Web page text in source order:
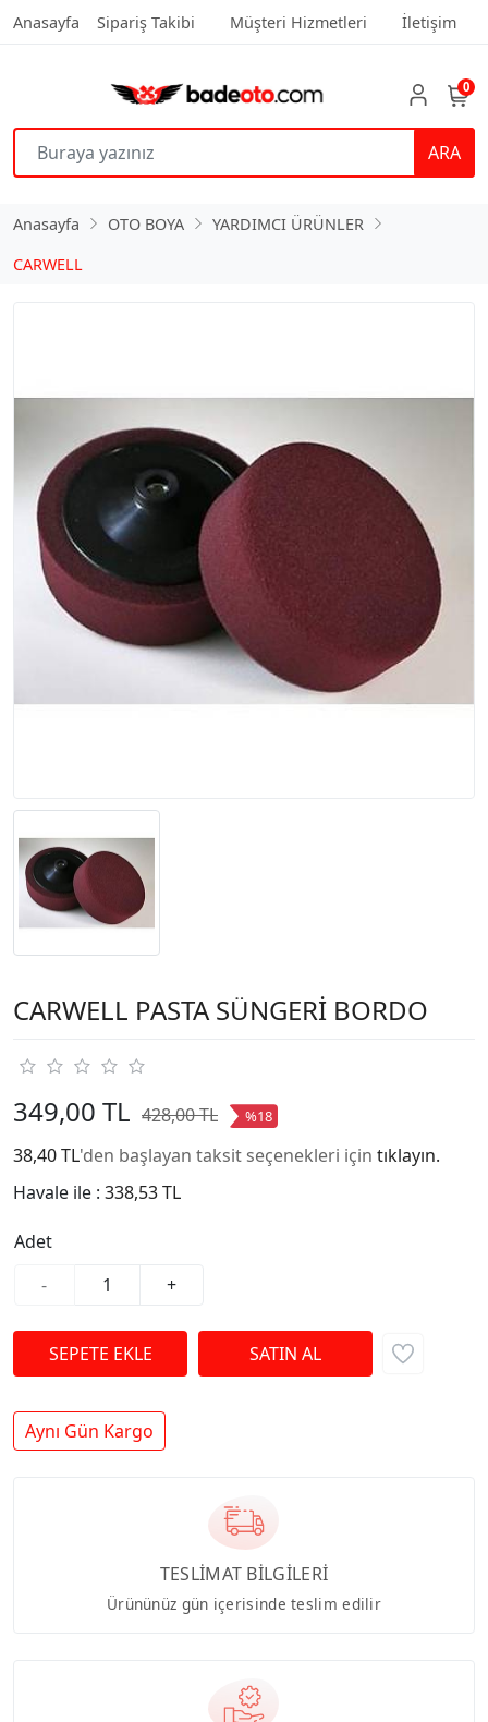
Anasayfa Sipariş Takibi Müşteri Hizmetleri İletişim
ARA
0
Anasayfa OTO BOYA
YARDIMCI ÜRÜNLER
CARWELL
CARWELL PASTA SÜNGERİ BORDO
349,00 TL 428,00 TL %18
38,40 TL'den başlayan taksit seçenekleri için tıklayın.
Havale ile : 338,53 TL
Adet
-
+
Aynı Gün Kargo
TESLİMAT BİLGİLERİ
Ürününüz gün içerisinde teslim edilir